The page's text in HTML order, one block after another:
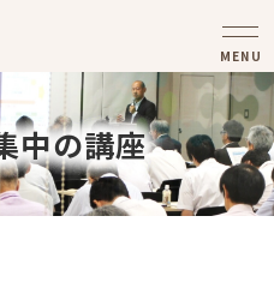
MENU
中の講座